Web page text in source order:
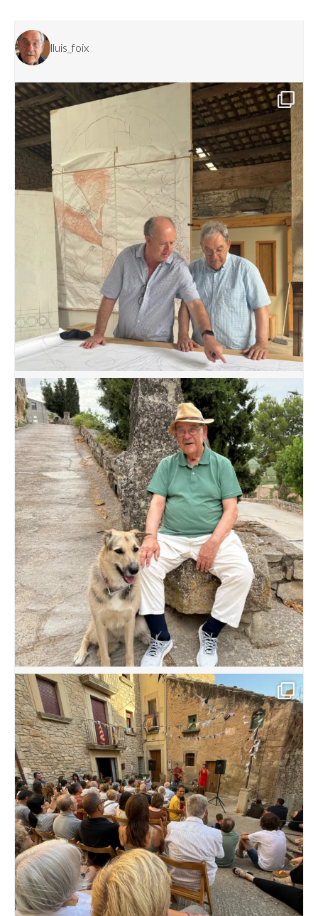
lluis_foix